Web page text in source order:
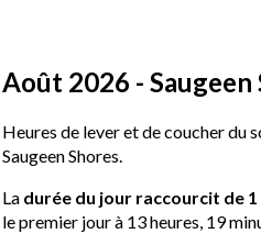
Août 2026 -
Heures de lever et de coucher du
Saugeen Shores.
La durée du jour raccourcit de
le premier jour à 13 heures, 19